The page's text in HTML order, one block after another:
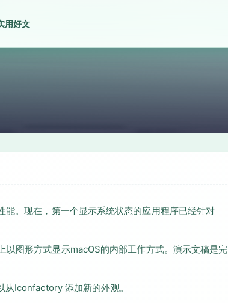
用好文
。现在，第一个显示系统状态的应用程序已经针对
图形方式显示macOS的内部工作方式。演示文稿是完
Iconfactory 添加新的外观。